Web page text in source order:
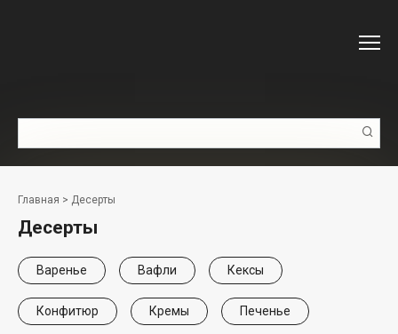
Главная > Десерты
Десерты
Варенье Вафли Кексы
Конфитюр Кремы Печенье